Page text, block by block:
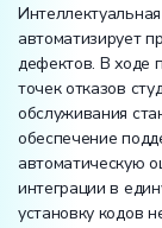
автоматизирует
дефектов. В ходе
точек отказов
обслуживания
обеспечение
автоматическую
интеграции в
установку кодов